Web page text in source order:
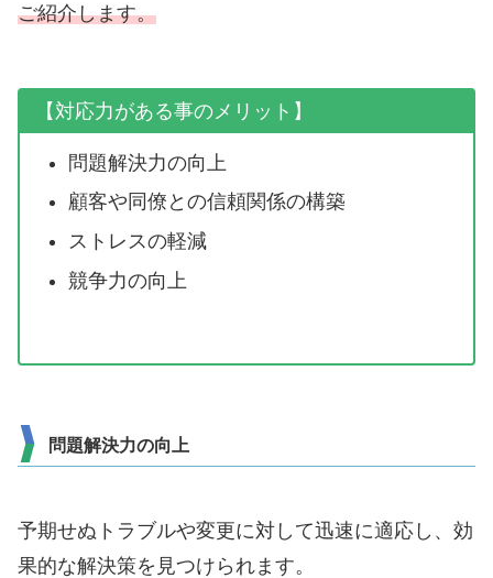
ご紹介します。
【対応力がある事のメリット】
問題解決力の向上
顧客や同僚との信頼関係の構築
ストレスの軽減
競争力の向上
問題解決力の向上
予期せぬトラブルや変更に対して迅速に適応し、効
果的な解決策を見つけられます。